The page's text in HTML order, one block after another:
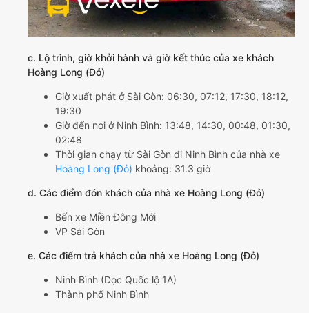
c. Lộ trình, giờ khởi hành và giờ kết thúc của xe khách
Hoàng Long (Đỏ)
Giờ xuất phát ở Sài Gòn: 06:30, 07:12, 17:30, 18:12,
19:30
Giờ đến nơi ở Ninh Bình: 13:48, 14:30, 00:48, 01:30,
02:48
Thời gian chạy từ Sài Gòn đi Ninh Bình của nhà xe
Hoàng Long (Đỏ) khoảng: 31.3 giờ
d. Các điểm đón khách của nhà xe Hoàng Long (Đỏ)
Bến xe Miền Đông Mới
VP Sài Gòn
e. Các điểm trả khách của nhà xe Hoàng Long (Đỏ)
Ninh Bình (Dọc Quốc lộ 1A)
Thành phố Ninh Bình